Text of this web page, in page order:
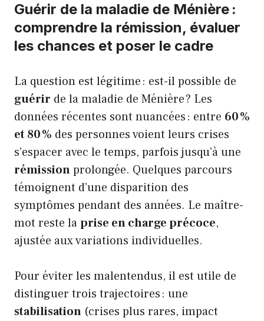
Guérir de la maladie de Ménière :
comprendre la rémission, évaluer
les chances et poser le cadre
La question est légitime : est-il possible de
guérir de la maladie de Ménière ? Les
données récentes sont nuancées : entre 60 %
et 80 % des personnes voient leurs crises
s’espacer avec le temps, parfois jusqu’à une
rémissionprolongée. Quelques parcours
témoignent d’une disparition des
symptômes pendant des années. Le maître-
mot reste laprise en charge précoce,
ajustée aux variations individuelles.
Pour éviter les malentendus, il est utile de
distinguer trois trajectoires : une
stabilisation (crises plus rares, impact